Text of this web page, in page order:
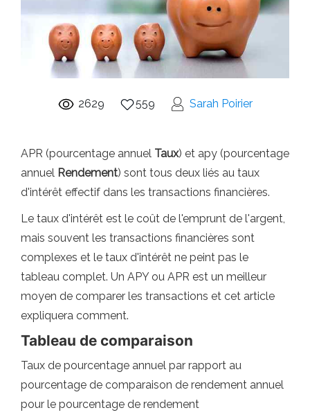
2629 559 Sarah Poirier
APR (pourcentage annuel Taux) et apy (pourcentage
annuel Rendement) sont tous deux liés au taux
d'intérêt effectif dans les transactions financières.
Le taux d'intérêt est le coût de l'emprunt de l'argent,
mais souvent les transactions financières sont
complexes et le taux d'intérêt ne peint pas le
tableau complet. Un APY ou APR est un meilleur
moyen de comparer les transactions et cet article
expliquera comment.
Tableau de comparaison
Taux de pourcentage annuel par rapport au
pourcentage de comparaison de rendement annuel
pour le pourcentage de rendement